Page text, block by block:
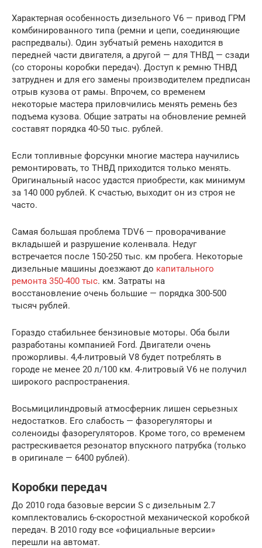
Характерная особенность дизельного V6 — привод ГРМ
комбинированного типа (ремни и цепи, соединяющие
распредвалы). Один зубчатый ремень находится в
передней части двигателя, а другой — для ТНВД — сзади
(со стороны коробки передач). Доступ к ремню ТНВД
затруднен и для его замены производителем предписан
отрыв кузова от рамы. Впрочем, со временем
некоторые мастера приловчились менять ремень без
подъема кузова. Общие затраты на обновление ремней
составят порядка 40-50 тыс. рублей.
Если топливные форсунки многие мастера научились
ремонтировать, то ТНВД приходится только менять.
Оригинальный насос удастся приобрести, как минимум
за 140 000 рублей. К счастью, выходит он из строя не
часто.
Самая большая проблема TDV6 — проворачивание
вкладышей и разрушение коленвала. Недуг
встречается после 150-250 тыс. км пробега. Некоторые
дизельные машины доезжают до капитального
ремонта 350-400 тыс. км. Затраты на
восстановление очень большие — порядка 300-500
тысяч рублей.
Гораздо стабильнее бензиновые моторы. Оба были
разработаны компанией Ford. Двигатели очень
прожорливы. 4,4-литровый V8 будет потреблять в
городе не менее 20 л/100 км. 4-литровый V6 не получил
широкого распространения.
Восьмицилиндровый атмосферник лишен серьезных
недостатков. Его слабость — фазорегуляторы и
соленоиды фазорегуляторов. Кроме того, со временем
растрескивается резонатор впускного патрубка (только
в оригинале — 6400 рублей).
Коробки передач
До 2010 года базовые версии S с дизельным 2.7
комплектовались 6-скоростной механической коробкой
передач. В 2010 году все «официальные версии»
перешли на автомат.